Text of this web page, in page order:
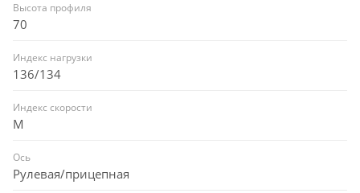
Высота профиля
70
Индекс нагрузки
136/134
Индекс скорости
M
Ось
Рулевая/прицепная